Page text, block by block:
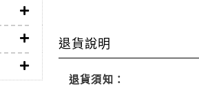
退貨說明
退貨須知：